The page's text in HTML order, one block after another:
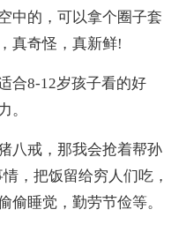
中的，可以拿个圈子套
真奇怪，真新鲜!
合8-12岁孩子看的好
。
八戒，那我会抢着帮孙
，把饭留给穷人们吃，
偷睡觉，勤劳节俭等。